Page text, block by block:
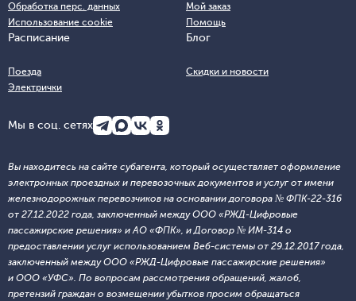
Обработка перс. данных
Использование cookie
Мой заказ
Помощь
Расписание
Поезда
Электрички
Блог
Скидки и новости
Мы в соц. сетях
Вы находитесь на сайте субагента, который осуществляет оформление
электронных проездных и перевозочных документов и услуг от имени
железнодорожных перевозчиков на основании договора № ФПК-22-316
от 27.12.2022 года, заключенный между ООО «РЖД-Цифровые
пассажирские решения» и АО «ФПК», и Договор № ИМ-314 о
предоставлении услуг использованием Веб-системы от 29.12.2017 года,
заключенный между ООО «РЖД-Цифровые пассажирские решения»
и ООО «УФС». По вопросам рассмотрения обращений, жалоб,
претензий граждан о возмещении убытков просим обращаться